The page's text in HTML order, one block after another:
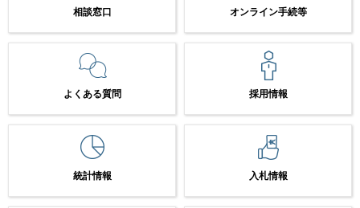
相談窓口 オンライン手続等
よくある質問 採用情報
統計情報 入札情報